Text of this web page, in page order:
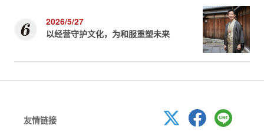
2026/5/27
以经营守护文化，为和服重塑未来
友情链接